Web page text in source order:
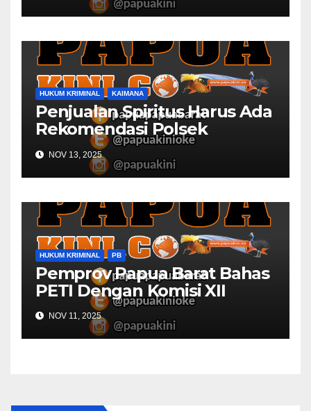
HUKUM KRIMINAL KAIMANA
Penjualan Spiritus Harus Ada
Rekomendasi Polsek
Kaimana
NOV 13, 2025
HUKUM KRIMINAL PB
Pemprov Papua Barat Bahas
PETI Dengan Komisi XII
NOV 11, 2025